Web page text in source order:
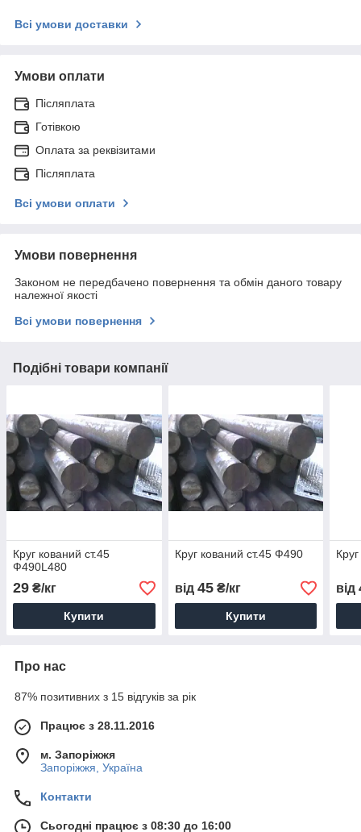
Всі умови доставки
Умови оплати
Післяплата
Готівкою
Оплата за реквізитами
Післяплата
Всі умови оплати
Умови повернення
Законом не передбачено повернення та обмін даного товару
належної якості
Всі умови повернення
Подібні товари компанії
Круг кований ст.45
Ф490L480
29 ₴/кг
Купити
Круг кований ст.45 Ф490
від 45₴/кг
Купити
від
Про нас
87% позитивних з 15 відгуків за рік
Працює з 28.11.2016
м. Запоріжжя
Запоріжжя, Україна
Контакти
Сьогодні працює з 08:30 до 16:00